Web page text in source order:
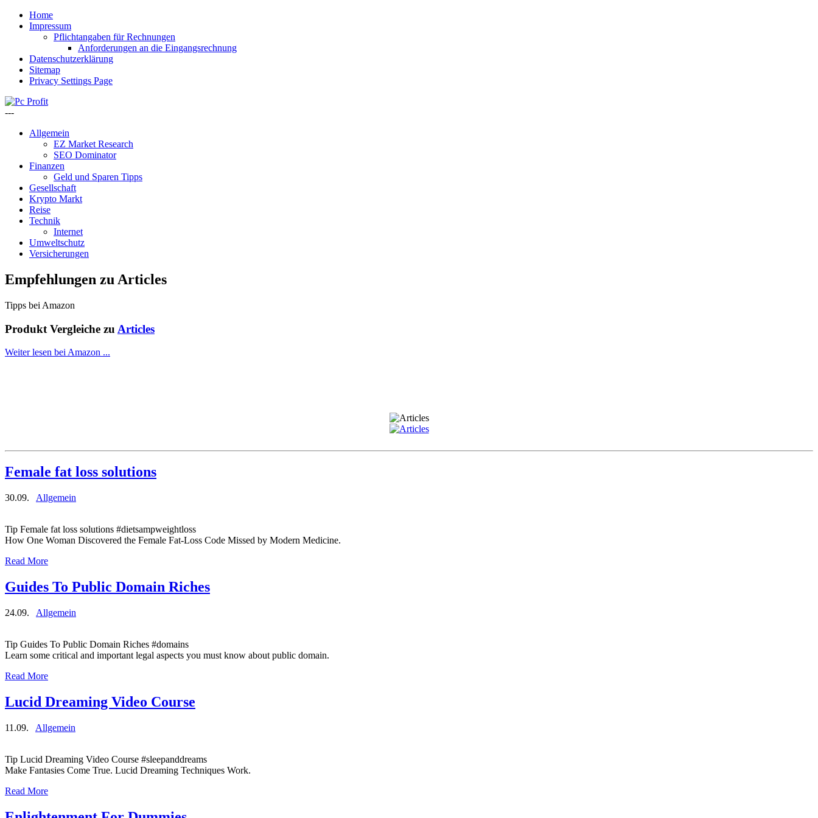
Home
Impressum
Pflichtangaben für Rechnungen
Anforderungen an die Eingangsrechnung
Datenschutzerklärung
Sitemap
Privacy Settings Page
---
Allgemein
EZ Market Research
SEO Dominator
Finanzen
Geld und Sparen Tipps
Gesellschaft
Krypto Markt
Reise
Technik
Internet
Umweltschutz
Versicherungen
Empfehlungen zu Articles
Tipps bei Amazon
Produkt Vergleiche zu Articles
Weiter lesen bei Amazon ...
Female fat loss solutions
30.09. Allgemein
Tip Female fat loss solutions #dietsampweightloss
How One Woman Discovered the Female Fat-Loss Code Missed by Modern Medicine.
Read More
Guides To Public Domain Riches
24.09. Allgemein
Tip Guides To Public Domain Riches #domains
Learn some critical and important legal aspects you must know about public domain.
Read More
Lucid Dreaming Video Course
11.09. Allgemein
Tip Lucid Dreaming Video Course #sleepanddreams
Make Fantasies Come True. Lucid Dreaming Techniques Work.
Read More